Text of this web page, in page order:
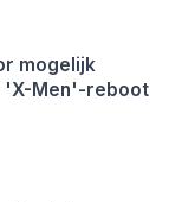
mogelijk
'X-Men'-reboot